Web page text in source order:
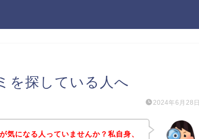
を探している人へ
2024年6月28日
気になる人っていませんか？私自身、